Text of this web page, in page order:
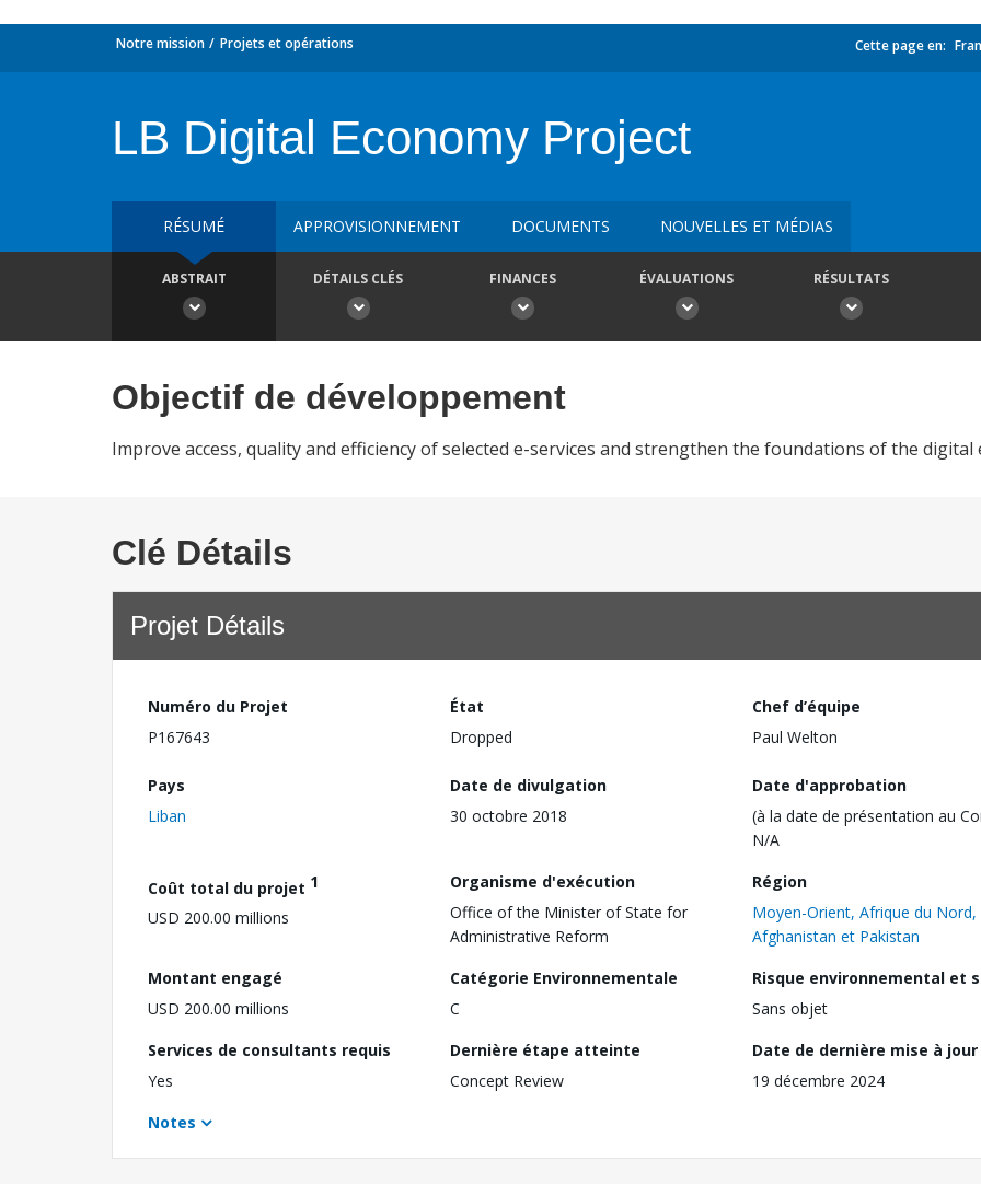
Notre mission Projets et opérations Cette page en:
LB Digital Economy Project
RÉSUMÉ APPROVISIONNEMENT DOCUMENTS NOUVELLES ET MÉDIAS
ABSTRAIT DÉTAILS CLÉS FINANCES ÉVALUATIONS RÉSULTATS
Objectif de développement
Improve access, quality and efficiency of selected e-services and strengthen the foundations of the digital
Clé Détails
Projet Détails
Numéro du Projet
P167643
État
Dropped
Chef d’équipe
Paul Welton
Pays
Liban
Date de divulgation
30 octobre 2018
Date d'approbation
(à la date de présentation au
N/A
Coût total du projet 1
USD 200.00 millions
Organisme d'exécution
Office of the Minister of State for
Administrative Reform
Région
Moyen-Orient, Afrique du Nord,
Afghanistan et Pakistan
Montant engagé
USD 200.00 millions
Catégorie Environnementale
C
Risque environnemental et
Sans objet
Services de consultants requis
Yes
Dernière étape atteinte
Concept Review
Date de dernière mise à jour
19 décembre 2024
Notes